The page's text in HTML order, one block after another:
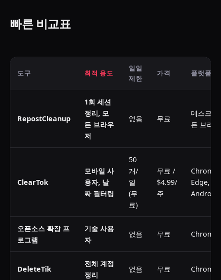
빠른 비교표
도구 최적 용도
일일
제한
가격 플랫폼
RepostCleanup
1회 세션
정리, 모
든 브라우
저
없음 무료
데스크탑
든 브라
ClearTok
모바일 사
용자, 날
짜 필터링
50
개/
일
(무
료)
무료 /
$4.99/
주
Chrome,
Edge,
Android
오픈소스 확장 프
로그램
기술 사용
자
없음 무료 Chrome
DeleteTik
전체 계정
정리
없음 무료 Chrome